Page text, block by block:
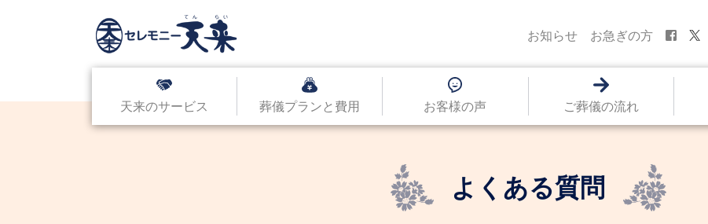
天来のサービス 葬儀プランと費用 お客様の声 ご葬儀の流れ
お知らせ お急ぎの方
よくある質問